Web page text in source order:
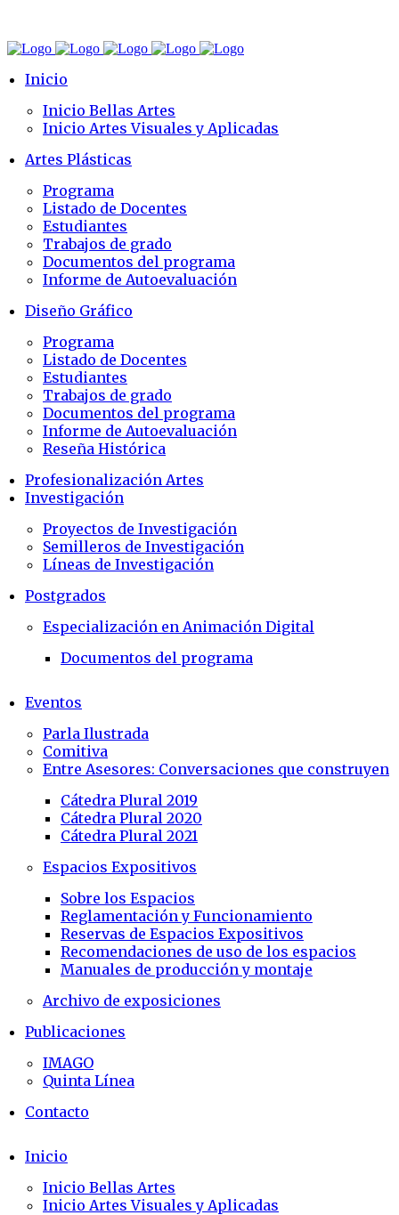
Inicio
Inicio Bellas Artes
Inicio Artes Visuales y Aplicadas
Artes Plásticas
Programa
Listado de Docentes
Estudiantes
Trabajos de grado
Documentos del programa
Informe de Autoevaluación
Diseño Gráfico
Programa
Listado de Docentes
Estudiantes
Trabajos de grado
Documentos del programa
Informe de Autoevaluación
Reseña Histórica
Profesionalización Artes
Investigación
Proyectos de Investigación
Semilleros de Investigación
Líneas de Investigación
Postgrados
Especialización en Animación Digital
Documentos del programa
Eventos
Parla Ilustrada
Comitiva
Entre Asesores: Conversaciones que construyen
Cátedra Plural 2019
Cátedra Plural 2020
Cátedra Plural 2021
Espacios Expositivos
Sobre los Espacios
Reglamentación y Funcionamiento
Reservas de Espacios Expositivos
Recomendaciones de uso de los espacios
Manuales de producción y montaje
Archivo de exposiciones
Publicaciones
IMAGO
Quinta Línea
Contacto
Inicio
Inicio Bellas Artes
Inicio Artes Visuales y Aplicadas